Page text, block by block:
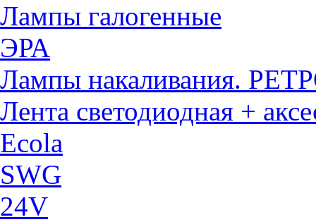
Лампы галогенные
ЭРА
Лампы накаливания.
Лента светодиодная +
Ecola
SWG
24V